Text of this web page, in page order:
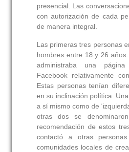
presencial. Las
con autorización de cada
de manera integral.
Las primeras tres personas
hombres entre 18 y 26
administraba una
Facebook relativamente
Estas personas tenían
en su inclinación política.
a sí mismo como de
otras dos se
recomendación de estos
contactó a otras
comunidades locales de